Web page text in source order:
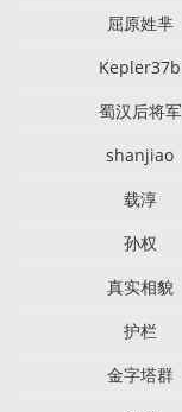
屈原姓芈
Kepler37b
蜀汉后将军
shanjiao
载淳
孙权
真实相貌
护栏
金字塔群